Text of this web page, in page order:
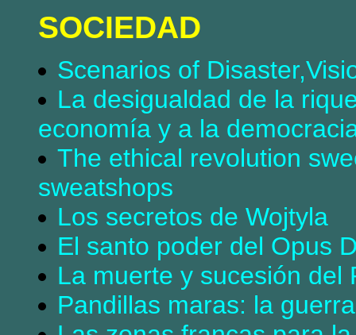
SOCIEDAD
Scenarios of
La desigualdad de la
economía y a la
The ethical revolution
sweatshops
Los secretos de Wojtyla
El santo poder del Opus
La muerte y sucesión del
Pandillas maras: la